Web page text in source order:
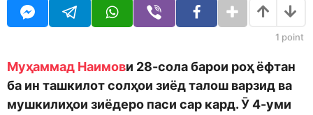
d
n
1 point
Муҳаммад Наимови 28-сола барои роҳ ёфтан
ба ин ташкилот солҳои зиёд талош варзид ва
мушкилиҳои зиёдеро паси сар кард. Ӯ 4-уми